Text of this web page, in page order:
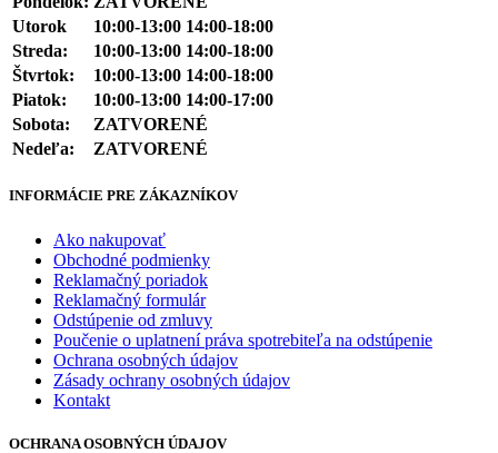
Utorok
10:00-13:00 14:00-18:00
Streda:
10:00-13:00 14:00-18:00
Štvrtok:
10:00-13:00 14:00-18:00
Piatok:
10:00-13:00 14:00-17:00
Sobota:
ZATVORENÉ
Nedeľa:
ZATVORENÉ
INFORMÁCIE PRE ZÁKAZNÍKOV
Ako nakupovať
Obchodné podmienky
Reklamačný poriadok
Reklamačný formulár
Odstúpenie od zmluvy
Poučenie o uplatnení práva spotrebiteľa na odstúpenie
Ochrana osobných údajov
Zásady ochrany osobných údajov
Kontakt
OCHRANA OSOBNÝCH ÚDAJOV